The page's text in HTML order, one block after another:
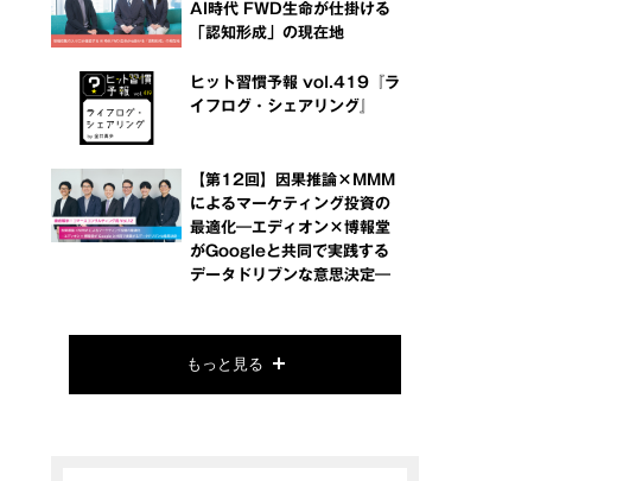
AI時代 FWD生命が仕掛ける
「認知形成」の現在地
ヒット習慣予報 vol.419『ラ
イフログ・シェアリング』
【第12回】因果推論×MMM
によるマーケティング投資の
最適化―エディオン×博報堂
がGoogleと共同で実践する
データドリブンな意思決定―
もっと見る